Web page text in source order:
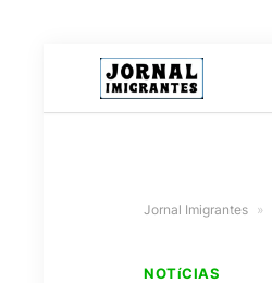
Jornal Imigrantes »
NOTíCIAS